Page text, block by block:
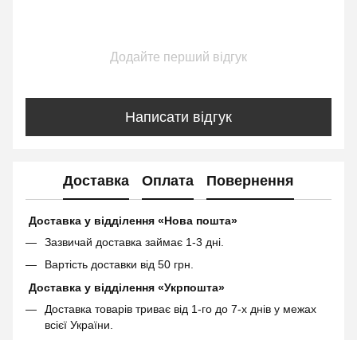
Додайте перший відгук
Написати відгук
Доставка Оплата Повернення
Доставка у відділення «Нова пошта»
Зазвичай доставка займає 1-3 дні.
Вартість доставки від 50 грн.
Доставка у відділення «Укрпошта»
Доставка товарів триває від 1-го до 7-х днів у межах
всієї України.